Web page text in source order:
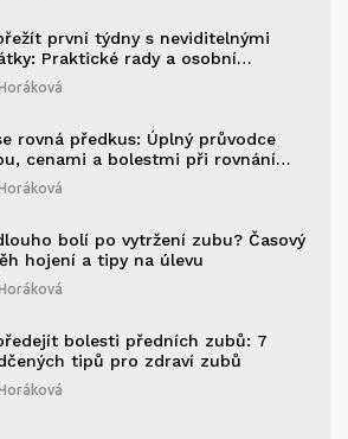
první týdny s neviditelnými
Praktické rady a osobní
rovná předkus: Úplný průvodce
cenami a bolestmi při rovnání
bolí po vytržení zubu? Časový
hojení a tipy na úlevu
bolesti předních zubů: 7
tipů pro zdraví zubů